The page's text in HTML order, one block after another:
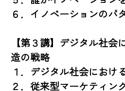
６．イノベーションのパ
【第３講】デジタル社会
造の戦略
１．デジタル社会におけ
２．従来型マーケティン